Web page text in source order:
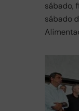
sábado,
sábado